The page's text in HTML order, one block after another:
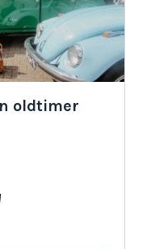
oldtimer